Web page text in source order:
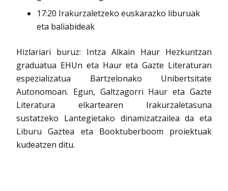
17:20 Irakurzaletzeko euskarazko liburuak
eta baliabideak
Hizlariari buruz: Intza Alkain Haur Hezkuntzan
graduatua EHUn eta Haur eta Gazte Literaturan
espezializatua Bartzelonako Unibertsitate
Autonomoan. Egun, Galtzagorri Haur eta Gazte
Literatura elkartearen Irakurzaletasuna
sustatzeko Lantegietako dinamizatzailea da eta
Liburu Gaztea eta Booktuberboom proiektuak
kudeatzen ditu.